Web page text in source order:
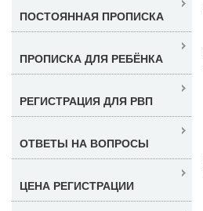
ПОСТОЯННАЯ ПРОПИСКА
ПРОПИСКА ДЛЯ РЕБЁНКА
РЕГИСТРАЦИЯ ДЛЯ РВП
ОТВЕТЫ НА ВОПРОСЫ
ЦЕНА РЕГИСТРАЦИИ